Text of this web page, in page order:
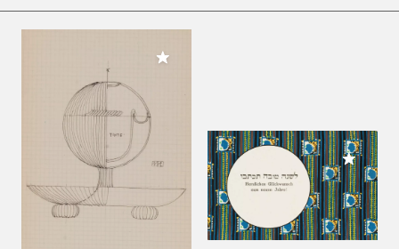
Meiner Sammlung hinzufügen
Meiner